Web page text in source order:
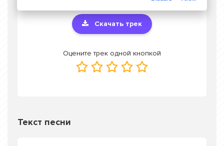
Скачать трек
Оцените трек одной кнопкой
Текст песни